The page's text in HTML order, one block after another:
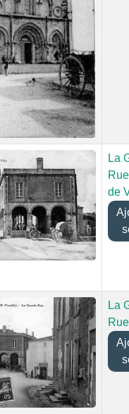
La
de
La
Rue